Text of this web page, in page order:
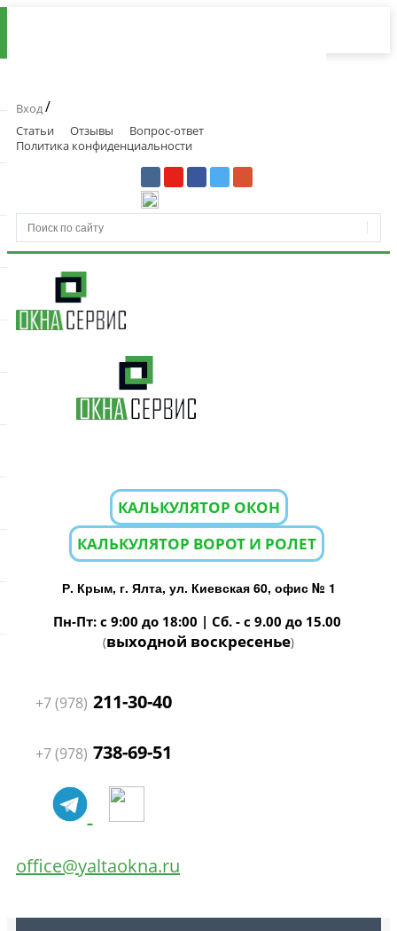
Вход/
Статьи Отзывы
Вопрос-ответ
Политика конфиденциальности
КАЛЬКУЛЯТОР ОКОН
КАЛЬКУЛЯТОР ВОРОТ И РОЛЕТ
Р. Крым, г. Ялта, ул. Киевская 60, офис № 1
Пн-Пт: с 9:00 до 18:00 | Сб. - с 9.00 до 15.00
(выходной воскресенье)
+7 (978) 211-30-40
+7 (978) 738-69-51
office@yaltaokna.ru